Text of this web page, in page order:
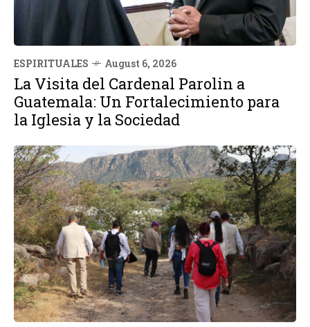
ESPIRITUALES August 6, 2026
La Visita del Cardenal Parolin a
Guatemala: Un Fortalecimiento para
la Iglesia y la Sociedad